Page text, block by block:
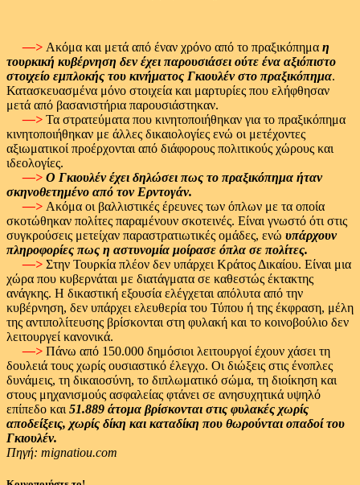
—> Ακόμα και μετά από έναν χρόνο από το πραξικόπημα η
τουρκική κυβέρνηση δεν έχει παρουσιάσει ούτε ένα αξιόπιστο
στοιχείο εμπλοκής του κινήματος Γκιουλέν στο πραξικόπημα.
Κατασκευασμένα μόνο στοιχεία και μαρτυρίες που ελήφθησαν
μετά από βασανιστήρια παρουσιάστηκαν.
—> Τα στρατεύματα που κινητοποιήθηκαν για το πραξικόπημα
κινητοποιήθηκαν με άλλες δικαιολογίες ενώ οι μετέχοντες
αξιωματικοί προέρχονται από διάφορους πολιτικούς χώρους και
ιδεολογίες.
—> Ο Γκιουλέν έχει δηλώσει πως το πραξικόπημα ήταν
σκηνοθετημένο από τον Ερντογάν.
—> Ακόμα οι βαλλιστικές έρευνες των όπλων με τα οποία
σκοτώθηκαν πολίτες παραμένουν σκοτεινές. Είναι γνωστό ότι στις
συγκρούσεις μετείχαν παραστρατιωτικές ομάδες, ενώ υπάρχουν
πληροφορίες πως η αστυνομία μοίρασε όπλα σε πολίτες.
—> Στην Τουρκία πλέον δεν υπάρχει Κράτος Δικαίου. Είναι μια
χώρα που κυβερνάται με διατάγματα σε καθεστώς έκτακτης
ανάγκης. Η δικαστική εξουσία ελέγχεται απόλυτα από την
κυβέρνηση, δεν υπάρχει ελευθερία του Τύπου ή της έκφραση, μέλη
της αντιπολίτευσης βρίσκονται στη φυλακή και το κοινοβούλιο δεν
λειτουργεί κανονικά.
—> Πάνω από 150.000 δημόσιοι λειτουργοί έχουν χάσει τη
δουλειά τους χωρίς ουσιαστικό έλεγχο. Οι διώξεις στις ένοπλες
δυνάμεις, τη δικαιοσύνη, το διπλωματικό σώμα, τη διοίκηση και
στους μηχανισμούς ασφαλείας φτάνει σε ανησυχητικά υψηλό
επίπεδο και 51.889 άτομα βρίσκονται στις φυλακές χωρίς
αποδείξεις, χωρίς δίκη και καταδίκη που θωρούνται οπαδοί του
Γκιουλέν.
Πηγή: mignatiou.com